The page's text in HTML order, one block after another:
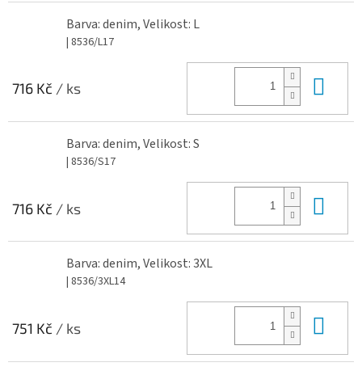
Barva: denim, Velikost: L
| 8536/L17
716 Kč / ks
Barva: denim, Velikost: S
| 8536/S17
716 Kč / ks
Barva: denim, Velikost: 3XL
| 8536/3XL14
751 Kč / ks